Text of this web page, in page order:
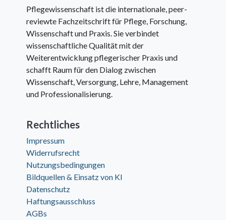
Pflegewissenschaft ist die internationale, peer-
reviewte Fachzeitschrift für Pflege, Forschung,
Wissenschaft und Praxis. Sie verbindet
wissenschaftliche Qualität mit der
Weiterentwicklung pflegerischer Praxis und
schafft Raum für den Dialog zwischen
Wissenschaft, Versorgung, Lehre, Management
und Professionalisierung.
Rechtliches
Impressum
Widerrufsrecht
Nutzungsbedingungen
Bildquellen & Einsatz von KI
Datenschutz
Haftungsausschluss
AGBs